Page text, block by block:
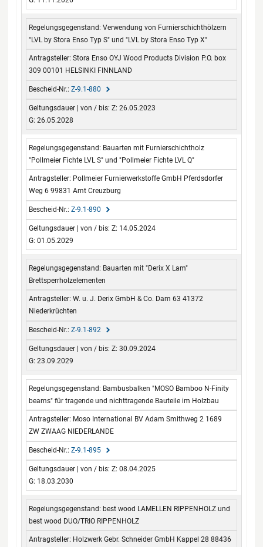
Verwendung von Furnierschichthölzern
"LVL by Stora Enso Typ S" und "LVL by Stora Enso Typ X"
Stora Enso OYJ Wood Products Division P.O. box
309 00101 HELSINKI FINNLAND
Z-9.1-880
Z: 26.05.2023
G: 26.05.2028
Bauarten mit Furnierschichtholz
"Pollmeier Fichte LVL S" und "Pollmeier Fichte LVL Q"
Pollmeier Furnierwerkstoffe GmbH Pferdsdorfer
Weg 6 99831 Amt Creuzburg
Z-9.1-890
Z: 14.05.2024
G: 01.05.2029
Bauarten mit "Derix X Lam"
Brettsperrholzelementen
W. u. J. Derix GmbH & Co. Dam 63 41372
Niederkrüchten
Z-9.1-892
Z: 30.09.2024
G: 23.09.2029
Bambusbalken "MOSO Bamboo N-Finity
beams" für tragende und nichttragende Bauteile im Holzbau
Moso International BV Adam Smithweg 2 1689
ZW ZWAAG NIEDERLANDE
Z-9.1-895
Z: 08.04.2025
G: 18.03.2030
best wood LAMELLEN RIPPENHOLZ und
best wood DUO/TRIO RIPPENHOLZ
Holzwerk Gebr. Schneider GmbH Kappel 28 88436